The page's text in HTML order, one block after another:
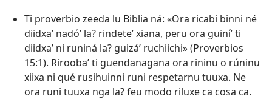
Ti proverbio zeeda lu Biblia ná: «Ora ricabi binni né
diidxaʼ nadóʼ la? rindeteʼ xiana, peru ora guiníʼ ti
diidxaʼ ni runiná la? guizáʼ ruchiichi» (Proverbios
15:1). Riroobaʼ ti guendanagana ora rininu o rúninu
xiixa ni qué rusihuinni runi respetarnu tuuxa. Ne
ora runi tuuxa nga la? feu modo riluxe ca cosa ca.